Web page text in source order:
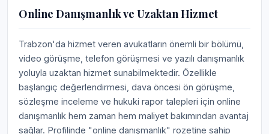
Online Danışmanlık ve Uzaktan Hizmet
Trabzon'da hizmet veren avukatların önemli bir bölümü,
video görüşme, telefon görüşmesi ve yazılı danışmanlık
yoluyla uzaktan hizmet sunabilmektedir. Özellikle
başlangıç değerlendirmesi, dava öncesi ön görüşme,
sözleşme inceleme ve hukuki rapor talepleri için online
danışmanlık hem zaman hem maliyet bakımından avantaj
sağlar. Profilinde "online danışmanlık" rozetine sahip